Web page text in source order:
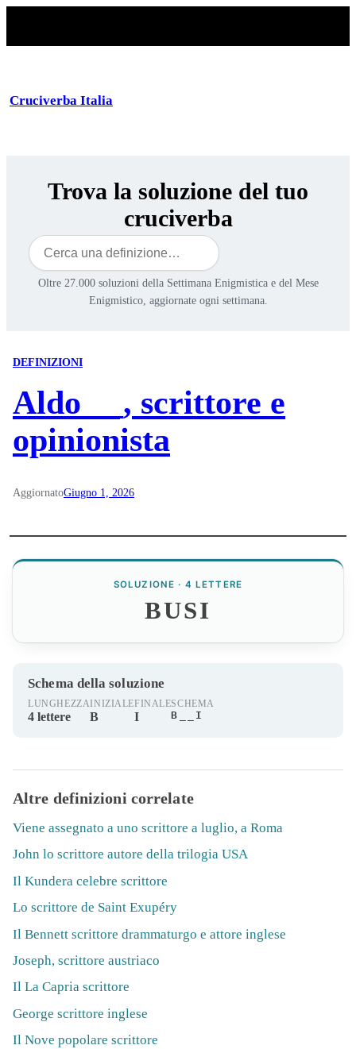
Cruciverba Italia
Trova la soluzione del tuo
cruciverba
Cerca
Oltre 27.000 soluzioni della Settimana Enigmistica e del Mese
Enigmistico, aggiornate ogni settimana.
DEFINIZIONI
Aldo __, scrittore e
opinionista
AggiornatoGiugno 1, 2026
SOLUZIONE · 4 LETTERE
BUSI
Schema della soluzione
LUNGHEZZA
4 lettere
INIZIALE
B
FINALE
I
SCHEMA
B__I
Altre definizioni correlate
Viene assegnato a uno scrittore a luglio, a Roma
John lo scrittore autore della trilogia USA
Il Kundera celebre scrittore
Lo scrittore de Saint Exupéry
Il Bennett scrittore drammaturgo e attore inglese
Joseph, scrittore austriaco
Il La Capria scrittore
George scrittore inglese
Il Nove popolare scrittore